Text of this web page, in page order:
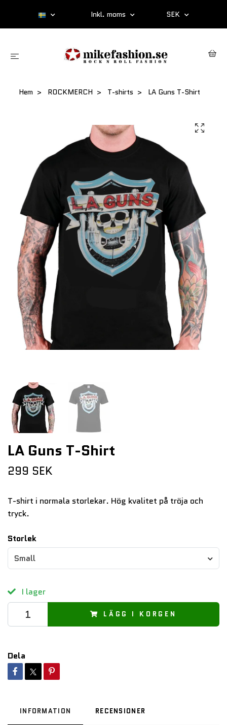
Inkl. moms SEK
Hem ROCKMERCH T-shirts LA Guns T-Shirt
LA Guns T-Shirt
299 SEK
T-shirt i normala storlekar. Hög kvalitet på tröja och
tryck.
Storlek
Small
I lager
LÄGG I KORGEN
Dela
INFORMATION RECENSIONER